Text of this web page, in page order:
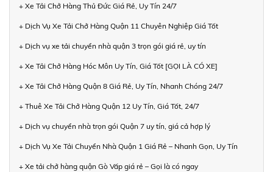
+ Xe Tải Chở Hàng Thủ Đức Giá Rẻ, Uy Tín 24/7
+ Dịch Vụ Xe Tải Chở Hàng Quận 11 Chuyên Nghiệp Giá Tốt
+ Dịch vụ xe tải chuyển nhà quận 3 trọn gói giá rẻ, uy tín
+ Xe Tải Chở Hàng Hóc Môn Uy Tín, Giá Tốt [GỌI LÀ CÓ XE]
+ Xe Tải Chở Hàng Quận 8 Giá Rẻ, Uy Tín, Nhanh Chóng 24/7
+ Thuê Xe Tải Chở Hàng Quận 12 Uy Tín, Giá Tốt, 24/7
+ Dịch vụ chuyển nhà trọn gói Quận 7 uy tín, giá cả hợp lý
+ Dịch Vụ Xe Tải Chuyển Nhà Quận 1 Giá Rẻ – Nhanh Gọn, Uy Tín
+ Xe tải chở hàng quận Gò Vấp giá rẻ – Gọi là có ngay